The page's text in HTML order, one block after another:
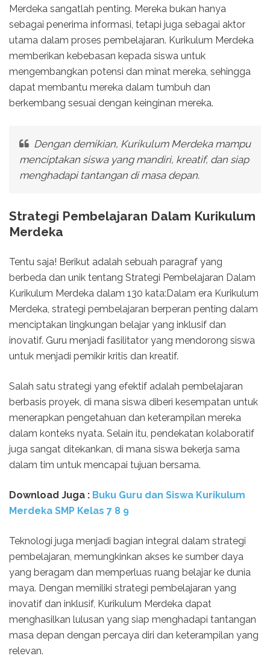
Merdeka sangatlah penting. Mereka bukan hanya
sebagai penerima informasi, tetapi juga sebagai aktor
utama dalam proses pembelajaran. Kurikulum Merdeka
memberikan kebebasan kepada siswa untuk
mengembangkan potensi dan minat mereka, sehingga
dapat membantu mereka dalam tumbuh dan
berkembang sesuai dengan keinginan mereka.
Dengan demikian, Kurikulum Merdeka mampu
menciptakan siswa yang mandiri, kreatif, dan siap
menghadapi tantangan di masa depan.
Strategi Pembelajaran Dalam Kurikulum
Merdeka
Tentu saja! Berikut adalah sebuah paragraf yang
berbeda dan unik tentang Strategi Pembelajaran Dalam
Kurikulum Merdeka dalam 130 kata:Dalam era Kurikulum
Merdeka, strategi pembelajaran berperan penting dalam
menciptakan lingkungan belajar yang inklusif dan
inovatif. Guru menjadi fasilitator yang mendorong siswa
untuk menjadi pemikir kritis dan kreatif.
Salah satu strategi yang efektif adalah pembelajaran
berbasis proyek, di mana siswa diberi kesempatan untuk
menerapkan pengetahuan dan keterampilan mereka
dalam konteks nyata. Selain itu, pendekatan kolaboratif
juga sangat ditekankan, di mana siswa bekerja sama
dalam tim untuk mencapai tujuan bersama.
Download Juga : Buku Guru dan Siswa Kurikulum
Merdeka SMP Kelas 7 8 9
Teknologi juga menjadi bagian integral dalam strategi
pembelajaran, memungkinkan akses ke sumber daya
yang beragam dan memperluas ruang belajar ke dunia
maya. Dengan memiliki strategi pembelajaran yang
inovatif dan inklusif, Kurikulum Merdeka dapat
menghasilkan lulusan yang siap menghadapi tantangan
masa depan dengan percaya diri dan keterampilan yang
relevan.